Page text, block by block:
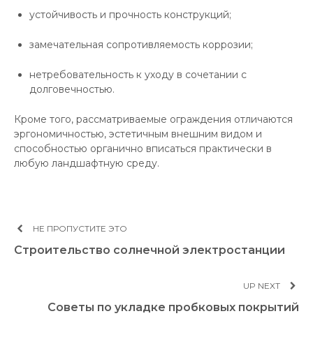
устойчивость и прочность конструкций;
замечательная сопротивляемость коррозии;
нетребовательность к уходу в сочетании с
долговечностью.
Кроме того, рассматриваемые ограждения отличаются
эргономичностью, эстетичным внешним видом и
способностью органично вписаться практически в
любую ландшафтную среду.
НЕ ПРОПУСТИТЕ ЭТО
Строительство солнечной электростанции
UP NEXT
Советы по укладке пробковых покрытий